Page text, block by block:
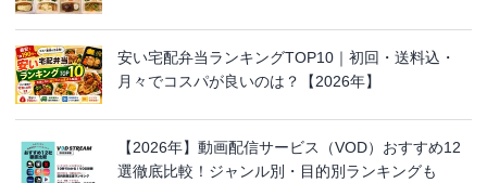
安い宅配弁当ランキングTOP10｜初回・送料込・
月々でコスパが良いのは？【2026年】
【2026年】動画配信サービス（VOD）おすすめ12
選徹底比較！ジャンル別・目的別ランキングも